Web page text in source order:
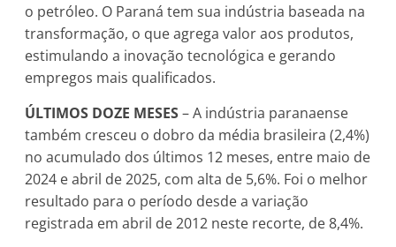
o petróleo. O Paraná tem sua indústria baseada na
transformação, o que agrega valor aos produtos,
estimulando a inovação tecnológica e gerando
empregos mais qualificados.
ÚLTIMOS DOZE MESES– A indústria paranaense
também cresceu o dobro da média brasileira (2,4%)
no acumulado dos últimos 12 meses, entre maio de
2024 e abril de 2025, com alta de 5,6%. Foi o melhor
resultado para o período desde a variação
registrada em abril de 2012 neste recorte, de 8,4%.